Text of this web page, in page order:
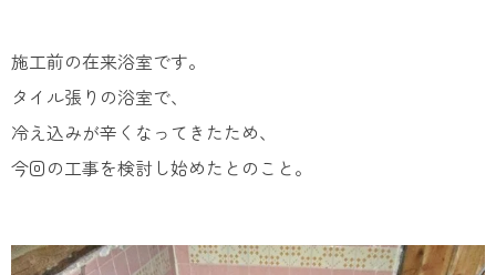
施工前の在来浴室です。
タイル張りの浴室で、
冷え込みが辛くなってきたため、
今回の工事を検討し始めたとのこと。